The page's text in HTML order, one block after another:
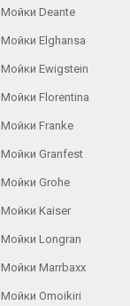
Мойки Deante
Мойки Elghansa
Мойки Ewigstein
Мойки Florentina
Мойки Franke
Мойки Granfest
Мойки Grohe
Мойки Kaiser
Мойки Longran
Мойки Marrbaxx
Мойки Omoikiri